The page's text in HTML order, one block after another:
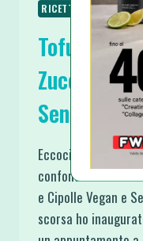
RICETTE VEGANE
Tofu
Zucchine e
Senza
Eccoci qui con una
confonde le idee: il
e Cipolle Vegan e
scorsa ho